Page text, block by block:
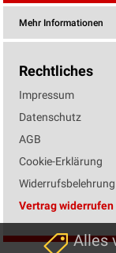
Mehr Informationen
Rechtliches
Impressum
Datenschutz
AGB
Cookie-Erklärung
Widerrufsbelehrung
Vertrag widerrufen
Alles